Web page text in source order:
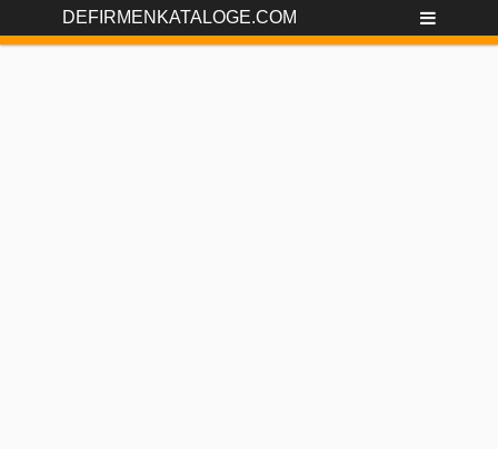
DEFIRMENKATALOGE.COM